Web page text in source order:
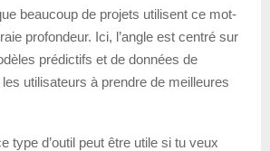
beaucoup de projets utilisent ce mot-
profondeur. Ici, l’angle est centré sur
prédictifs et de données de
utilisateurs à prendre de meilleures
type d’outil peut être utile si tu veux